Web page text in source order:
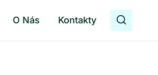
O Nás Kontakty